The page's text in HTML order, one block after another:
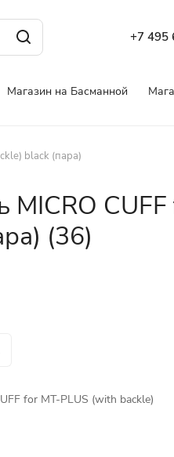
+7 495
Магазин на Басманной
black (пара)
MICRO
(36)
for MT-PLUS (with backle)